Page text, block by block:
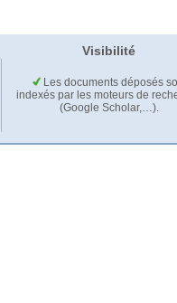
Visibilité
Les documents déposés
indexés par les moteurs de
(Google Scholar,…).